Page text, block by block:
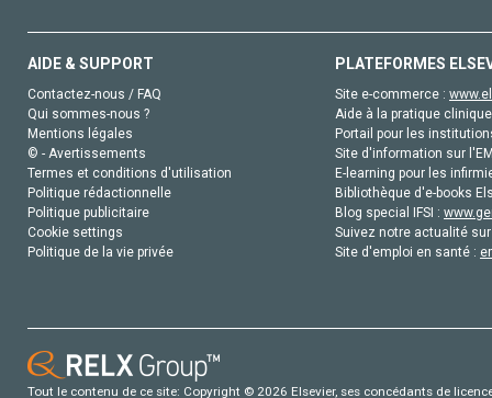
AIDE & SUPPORT
Contactez-nous / FAQ
Qui sommes-nous ?
Mentions légales
© - Avertissements
Termes et conditions d'utilisation
Politique rédactionnelle
Politique publicitaire
Cookie settings
Politique de la vie privée
PLATEFORMES
Site e-commerce :
Aide à la pratique
Portail pour les
Site d'information sur
E-learning pour les
Bibliothèque d'e-books
Blog special IFSI :
Suivez notre actualité
Site d'emploi en santé :
Tout le contenu de ce site: Copyright © 2026 Elsevier, ses concédants de